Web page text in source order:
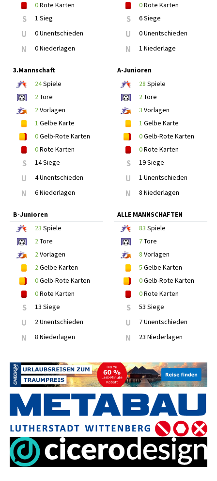
0Rote Karten
S 1 Sieg
U 0 Unentschieden
N 0 Niederlagen
0Rote Karten
S 6 Siege
U 0 Unentschieden
N 1 Niederlage
3.Mannschaft
24Spiele
2Tore
2Vorlagen
1 Gelbe Karte
0Gelb-Rote Karten
0Rote Karten
S 14 Siege
U 4 Unentschieden
N 6 Niederlagen
A-Junioren
28 Spiele
2Tore
3 Vorlagen
1 Gelbe Karte
0Gelb-Rote Karten
0Rote Karten
S 19 Siege
U 1 Unentschieden
N 8 Niederlagen
B-Junioren
23 Spiele
2Tore
2Vorlagen
2Gelbe Karten
0Gelb-Rote Karten
0Rote Karten
S 13 Siege
U 2 Unentschieden
N 8 Niederlagen
ALLE MANNSCHAFTEN
83 Spiele
7Tore
8 Vorlagen
5 Gelbe Karten
0Gelb-Rote Karten
0Rote Karten
S 53 Siege
U 7 Unentschieden
N 23 Niederlagen